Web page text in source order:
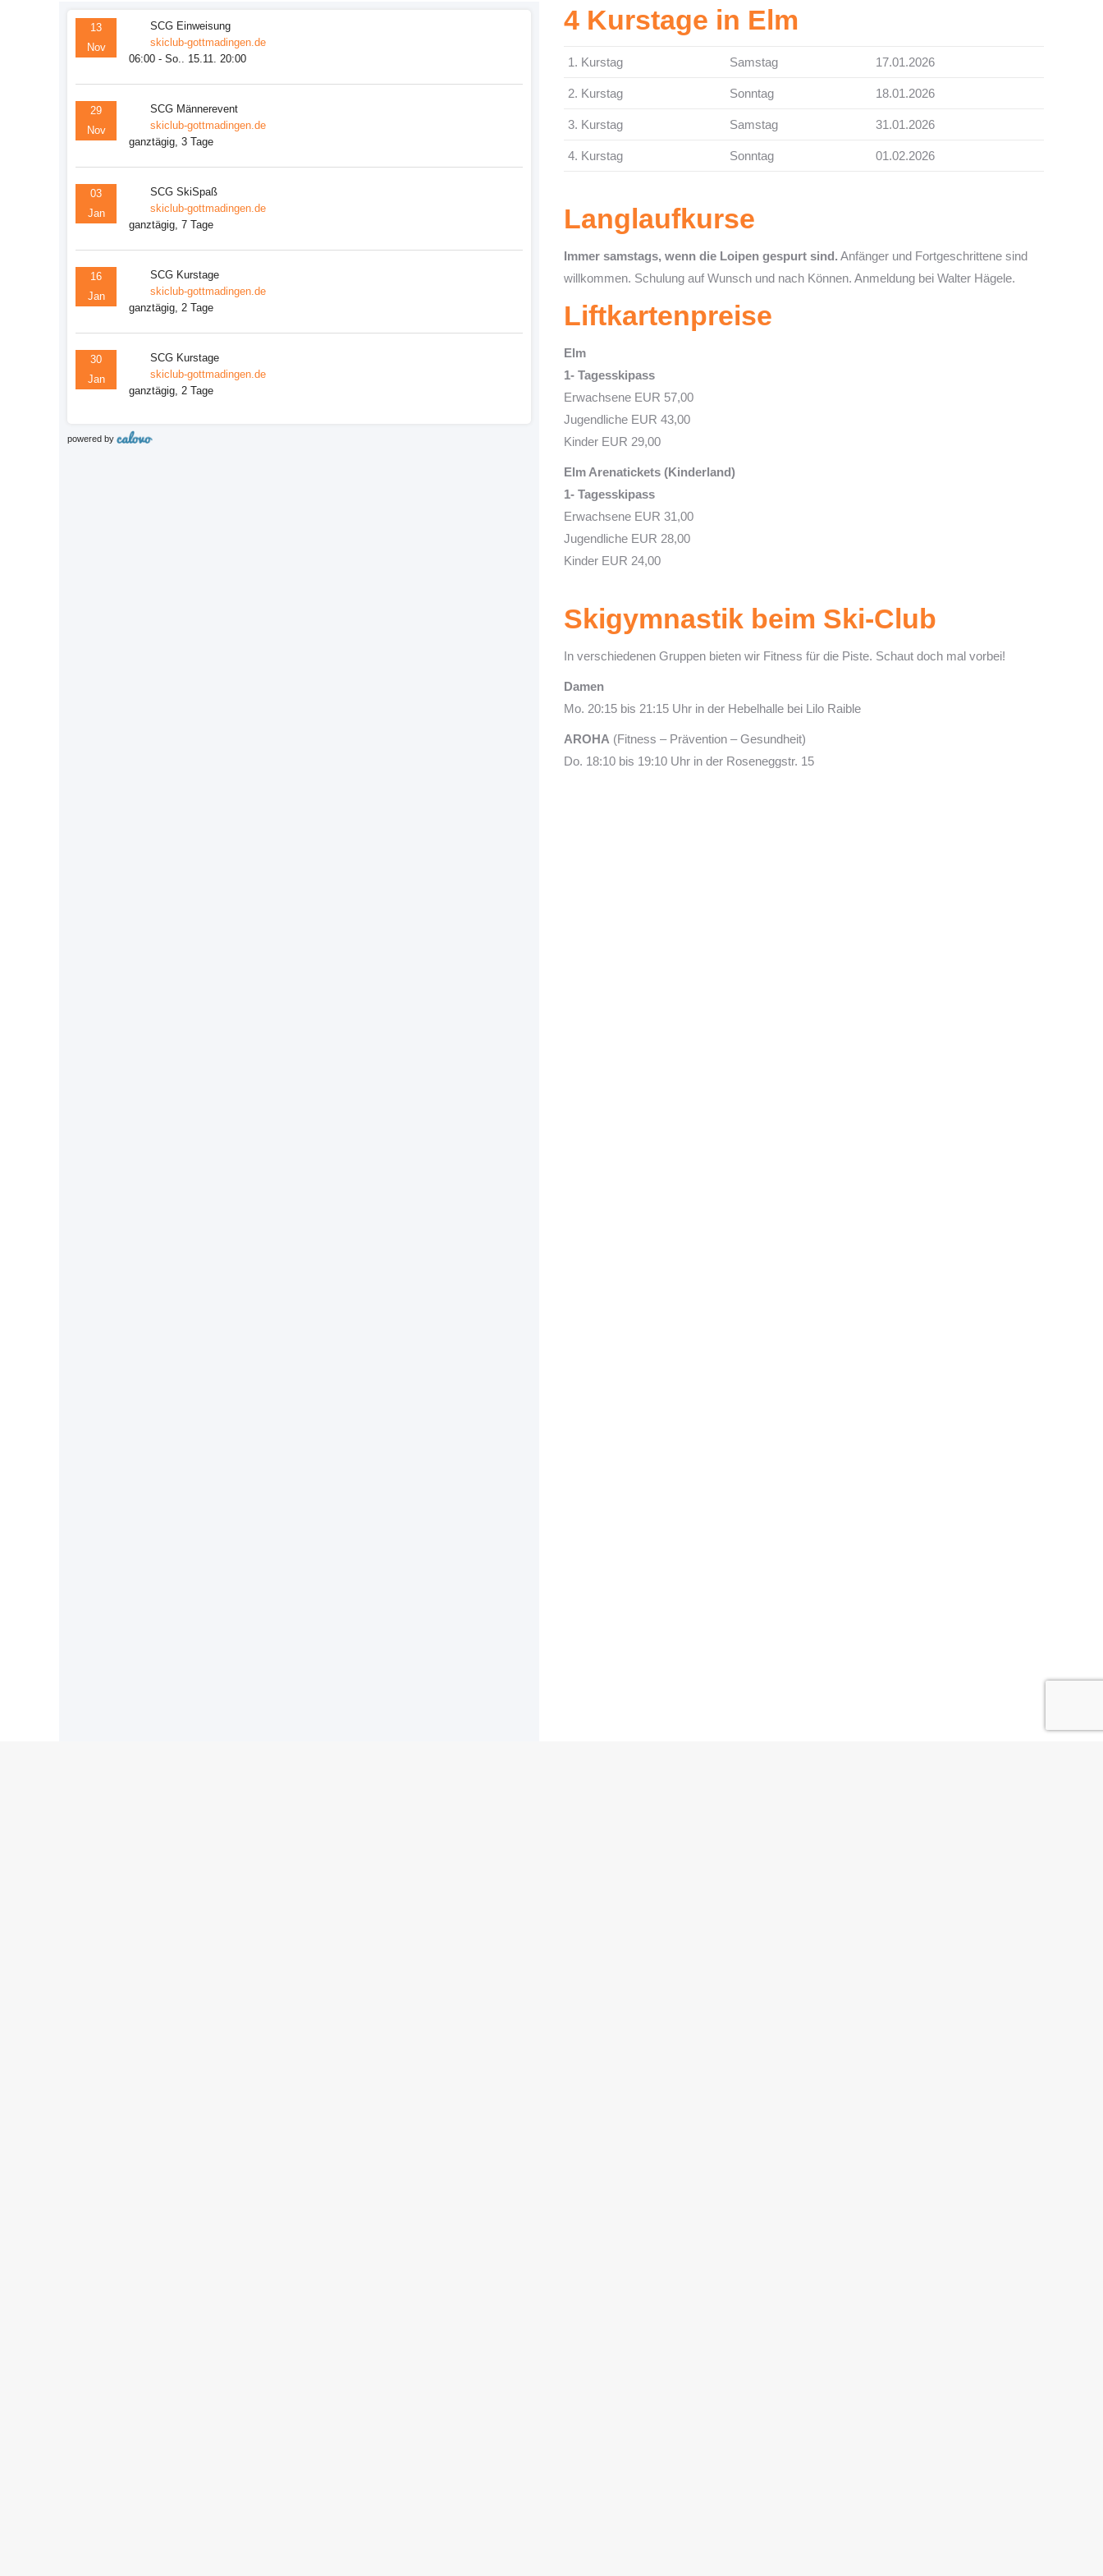
4 Kurstage in Elm
1. Kurstag Samstag 17.01.2026
2. Kurstag Sonntag 18.01.2026
3. Kurstag Samstag 31.01.2026
4. Kurstag Sonntag 01.02.2026
Langlaufkurse
Immer samstags, wenn die Loipen gespurt sind. Anfänger und Fortgeschrittene sind
willkommen. Schulung auf Wunsch und nach Können. Anmeldung bei Walter Hägele.
Liftkartenpreise
Elm
1- Tagesskipass
Erwachsene EUR 57,00
Jugendliche EUR 43,00
Kinder EUR 29,00
Elm Arenatickets (Kinderland)
1- Tagesskipass
Erwachsene EUR 31,00
Jugendliche EUR 28,00
Kinder EUR 24,00
Skigymnastik beim Ski-Club
In verschiedenen Gruppen bieten wir Fitness für die Piste. Schaut doch mal vorbei!
Damen
Mo. 20:15 bis 21:15 Uhr in der Hebelhalle bei Lilo Raible
AROHA (Fitness – Prävention – Gesundheit)
Do. 18:10 bis 19:10 Uhr in der Roseneggstr. 15